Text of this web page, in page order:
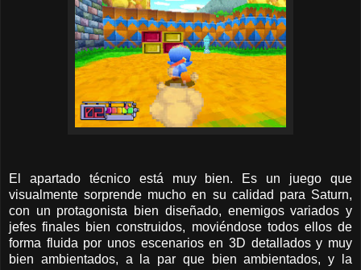
El apartado técnico está muy bien. Es un juego que
visualmente sorprende mucho en su calidad para Saturn,
con un protagonista bien diseñado, enemigos variados y
jefes finales bien construidos, moviéndose todos ellos de
forma fluida por unos escenarios en 3D detallados y muy
bien ambientados, a la par que bien ambientados, y la